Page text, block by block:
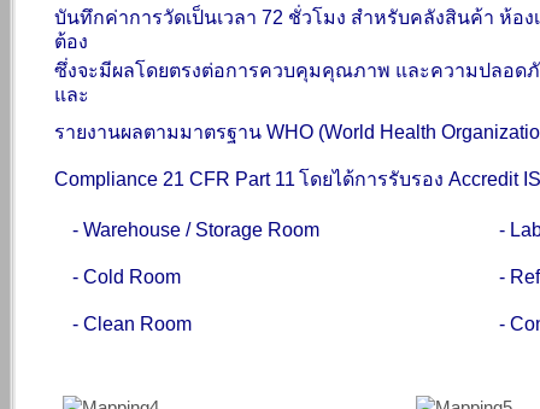
บันทึกค่าการวัดเป็นเวลา 72 ชั่วโมง สำหรับคลังสินค้า ห้อง
ต้อง
ซึ่งจะมีผลโดยตรงต่อการควบคุมคุณภาพ และความปลอด
และ
รายงานผลตามมาตรฐาน WHO (World Health
Compliance 21 CFR Part 11 โดยได้การรับรอง Accredit
- Warehouse / Storage Room -
- Cold Room -
- Clean Room -